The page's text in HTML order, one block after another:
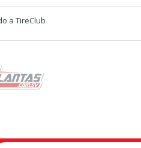
a TireClub